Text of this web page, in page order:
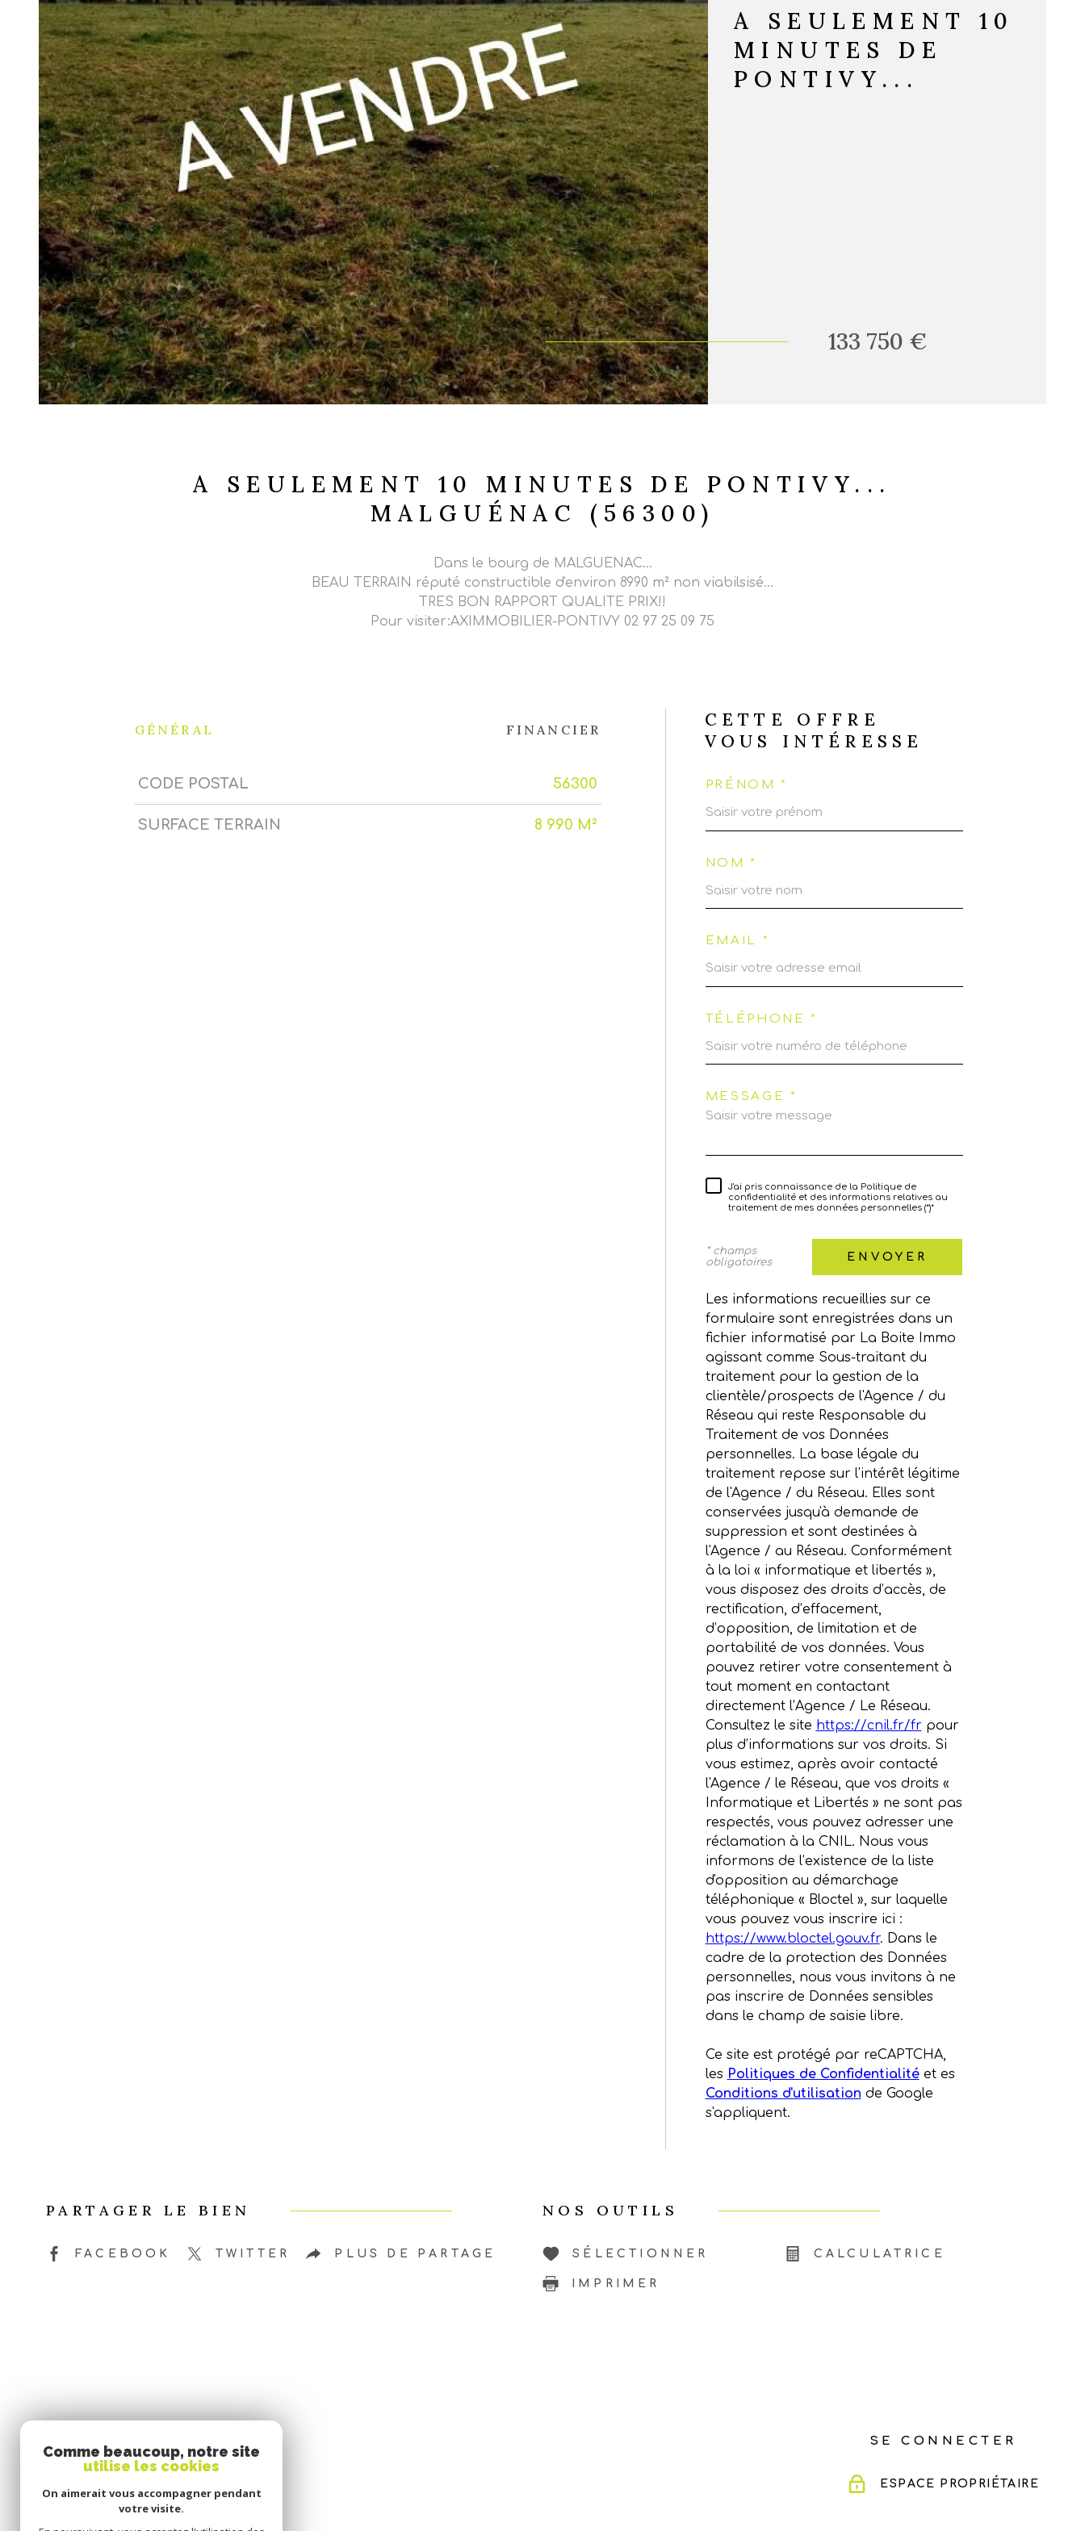
A SEULEMENT 10
MINUTES DE
PONTIVY...
133 750 €
A SEULEMENT 10 MINUTES DE PONTIVY...
MALGUÉNAC (56300)
Dans le bourg de MALGUENAC...
BEAU TERRAIN réputé constructible d'environ 8990 m² non viabilsisé...
TRES BON RAPPORT QUALITE PRIX!!
Pour visiter:AXIMMOBILIER-PONTIVY 02 97 25 09 75
GÉNÉRAL FINANCIER
Caractérisque Valeurs
CODE POSTAL 56300
SURFACE TERRAIN 8 990 M²
CETTE OFFRE
VOUS INTÉRESSE
PRÉNOM *
NOM *
EMAIL *
TÉLÉPHONE *
MESSAGE *
J'ai pris connaissance de la Politique de
confidentialité et des informations relatives au
traitement de mes données personnelles (*)*
* champs
obligatoires
ENVOYER
Les informations recueillies sur ce
formulaire sont enregistrées dans un
fichier informatisé par La Boite Immo
agissant comme Sous-traitant du
traitement pour la gestion de la
clientèle/prospects de l'Agence / du
Réseau qui reste Responsable du
Traitement de vos Données
personnelles. La base légale du
traitement repose sur l'intérêt légitime
de l'Agence / du Réseau. Elles sont
conservées jusqu'à demande de
suppression et sont destinées à
l'Agence / au Réseau. Conformément
à la loi « informatique et libertés »,
vous disposez des droits d’accès, de
rectification, d’effacement,
d’opposition, de limitation et de
portabilité de vos données. Vous
pouvez retirer votre consentement à
tout moment en contactant
directement l’Agence / Le Réseau.
Consultez le site https://cnil.fr/fr pour
plus d’informations sur vos droits. Si
vous estimez, après avoir contacté
l'Agence / le Réseau, que vos droits «
Informatique et Libertés » ne sont pas
respectés, vous pouvez adresser une
réclamation à la CNIL. Nous vous
informons de l’existence de la liste
d'opposition au démarchage
téléphonique « Bloctel », sur laquelle
vous pouvez vous inscrire ici :
https://www.bloctel.gouv.fr. Dans le
cadre de la protection des Données
personnelles, nous vous invitons à ne
pas inscrire de Données sensibles
dans le champ de saisie libre.
Ce site est protégé par reCAPTCHA,
les Politiques de Confidentialitéet es
Conditions d'utilisation de Google
s'appliquent.
PARTAGER LE BIEN
FACEBOOK TWITTER PLUS DE PARTAGE
NOS OUTILS
SÉLECTIONNER CALCULATRICE
IMPRIMER
SE CONNECTER
ESPACE PROPRIÉTAIRE
Comme beaucoup, notre site
utilise les cookies
On aimerait vous accompagner pendant
votre visite.